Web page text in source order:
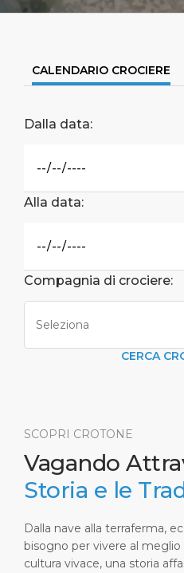
Brevi
Negozi
Salute,
Contatti
CHI
CALENDARIO CROCIERE
Dalla data:
Alla data:
Compagnia di crociere:
Seleziona
CERCA
SCOPRI CROTONE
Vagando
Storia e le
Dalla nave alla terraferma,
bisogno per vivere al meglio
cultura vivace, una storia